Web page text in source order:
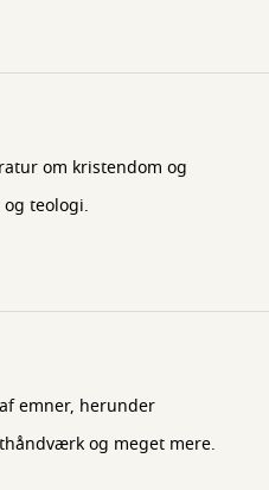
om kristendom og
teologi.
emner, herunder
og meget mere.